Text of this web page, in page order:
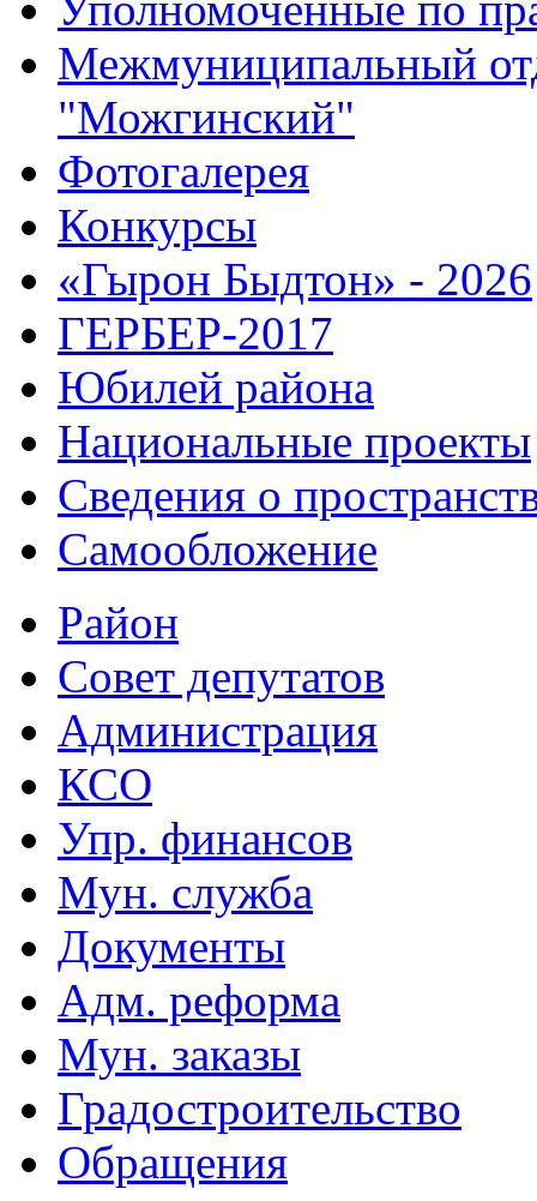
Межмуниципальный
"Можгинский"
Фотогалерея
Конкурсы
«Гырон Быдтон» - 2026
ГЕРБЕР-2017
Юбилей района
Национальные проекты
Сведения о
Самообложение
Район
Совет депутатов
Администрация
КСО
Упр. финансов
Мун. служба
Документы
Адм. реформа
Мун. заказы
Градостроительство
Обращения